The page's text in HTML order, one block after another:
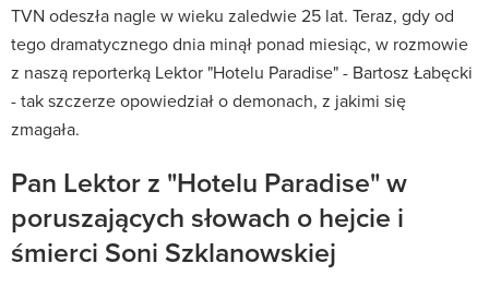
TVN odeszła nagle w wieku zaledwie 25 lat. Teraz, gdy od
tego dramatycznego dnia minął ponad miesiąc, w rozmowie
z naszą reporterką Lektor "Hotelu Paradise" - Bartosz Łabęcki
- tak szczerze opowiedział o demonach, z jakimi się
zmagała.
Pan Lektor z "Hotelu Paradise" w
poruszających słowach o hejcie i
śmierci Soni Szklanowskiej